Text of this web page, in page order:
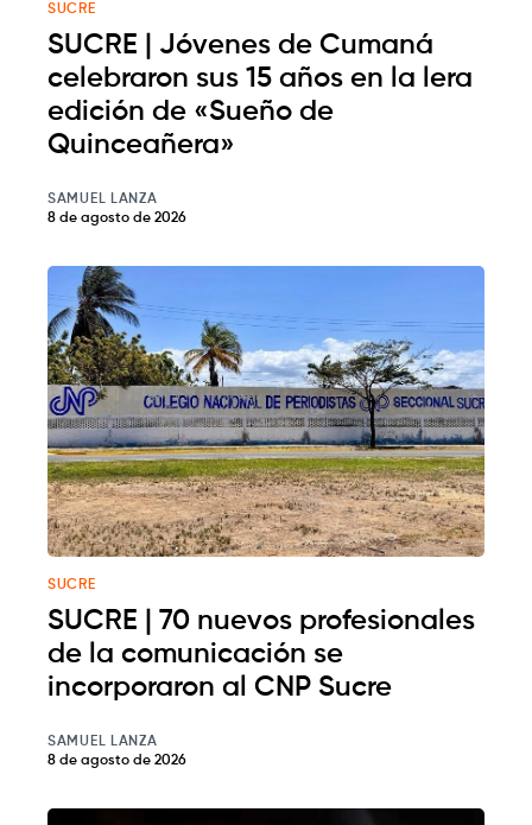
SUCRE
SUCRE | Jóvenes de Cumaná
celebraron sus 15 años en la lera
edición de «Sueño de
Quinceañera»
SAMUEL LANZA
8 de agosto de 2026
SUCRE
SUCRE | 70 nuevos profesionales
de la comunicación se
incorporaron al CNP Sucre
SAMUEL LANZA
8 de agosto de 2026